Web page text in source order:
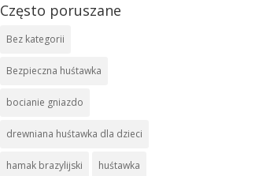
Często poruszane
Bez kategorii
Bezpieczna huśtawka
bocianie gniazdo
drewniana huśtawka dla dzieci
hamak brazylijski huśtawka